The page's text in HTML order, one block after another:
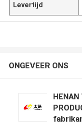
Levertijd
ONGEVEER ONS
HENAN